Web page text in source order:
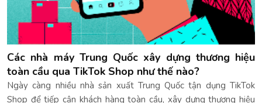
Các nhà máy Trung Quốc xây dựng thương hiệu
toàn cầu qua TikTok Shop như thế nào?
Ngày càng nhiều nhà sản xuất Trung Quốc tận dụng TikTok
Shop để tiếp cận khách hàng toàn cầu, xây dựng thương hiệu